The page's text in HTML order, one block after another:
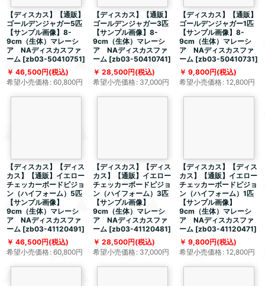
【ディスカス】【通販】
ゴールデンジャガー5匹
【サンプル画像】8-
9cm（生体）マレーシ
ア NAディスカスファ
ーム [zb03-50410751]
46,500円(税込)
希望小売価格: 60,800円
【ディスカス】【通販】
ゴールデンジャガー3匹
【サンプル画像】8-
9cm（生体）マレーシ
ア NAディスカスファ
ーム [zb03-50410741]
28,500円(税込)
希望小売価格: 37,000円
【ディスカス】【通販】
ゴールデンジャガー1匹
【サンプル画像】8-
9cm（生体）マレーシ
ア NAディスカスファ
ーム [zb03-50410731]
9,800円(税込)
希望小売価格: 12,800円
【ディスカス】【ディス
カス】【通販】イエロー
チェッカーボードピジョ
ン（ハイフォーム）5匹
【サンプル画像】
9cm（生体）マレーシ
ア NAディスカスファ
ーム [zb03-41120491]
46,500円(税込)
希望小売価格: 60,800円
【ディスカス】【ディス
カス】【通販】イエロー
チェッカーボードピジョ
ン（ハイフォーム）3匹
【サンプル画像】
9cm（生体）マレーシ
ア NAディスカスファ
ーム [zb03-41120481]
28,500円(税込)
希望小売価格 : 37,000円
【ディスカス】【ディス
カス】【通販】イエロー
チェッカーボードピジョ
ン（ハイフォーム）1匹
【サンプル画像】
9cm（生体）マレーシ
ア NAディスカスファ
ーム [zb03-41120471]
9,800円(税込)
希望小売価格: 12,800円